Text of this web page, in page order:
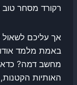
רקורד מסחר טוב
אך עליכם
באמת מלמד
מחשב דמה?
האותיות